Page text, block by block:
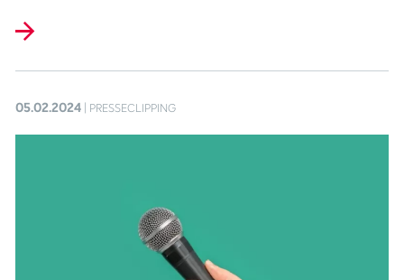
05.02.2024 | PRESSECLIPPING